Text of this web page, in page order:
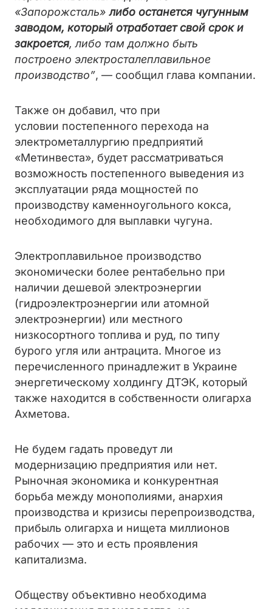
«Запорожсталь»либо останется чугунным
заводом, который отработает свой срок и
закроется, либо там должно быть
построено электросталеплавильное
производство”, — сообщил глава компании.
Также он добавил, что при
условии постепенного перехода на
электрометаллургию предприятий
«Метинвеста», будет рассматриваться
возможность постепенного выведения из
эксплуатации ряда мощностей по
производству каменноугольного кокса,
необходимого для выплавки чугуна.
Электроплавильное производство
экономически более рентабельно при
наличии дешевой электроэнергии
(гидроэлектроэнергии или атомной
электроэнергии) или местного
низкосортного топлива и руд, по типу
бурого угля или антрацита. Многое из
перечисленного принадлежит в Украине
энергетическому холдингу ДТЭК, который
также находится в собственности олигарха
Ахметова.
Не будем гадать проведут ли
модернизацию предприятия или нет.
Рыночная экономика и конкурентная
борьба между монополиями, анархия
производства и кризисы перепроизводства,
прибыль олигарха и нищета миллионов
рабочих — это и есть проявления
капитализма.
Обществу объективно необходима